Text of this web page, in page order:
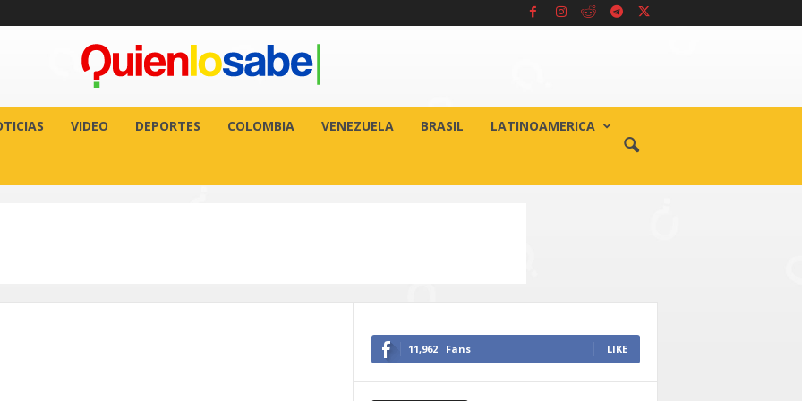
VIDEO DEPORTES COLOMBIA VENEZUELA BRASIL LATINOAMERICA
11,962 Fans LIKE